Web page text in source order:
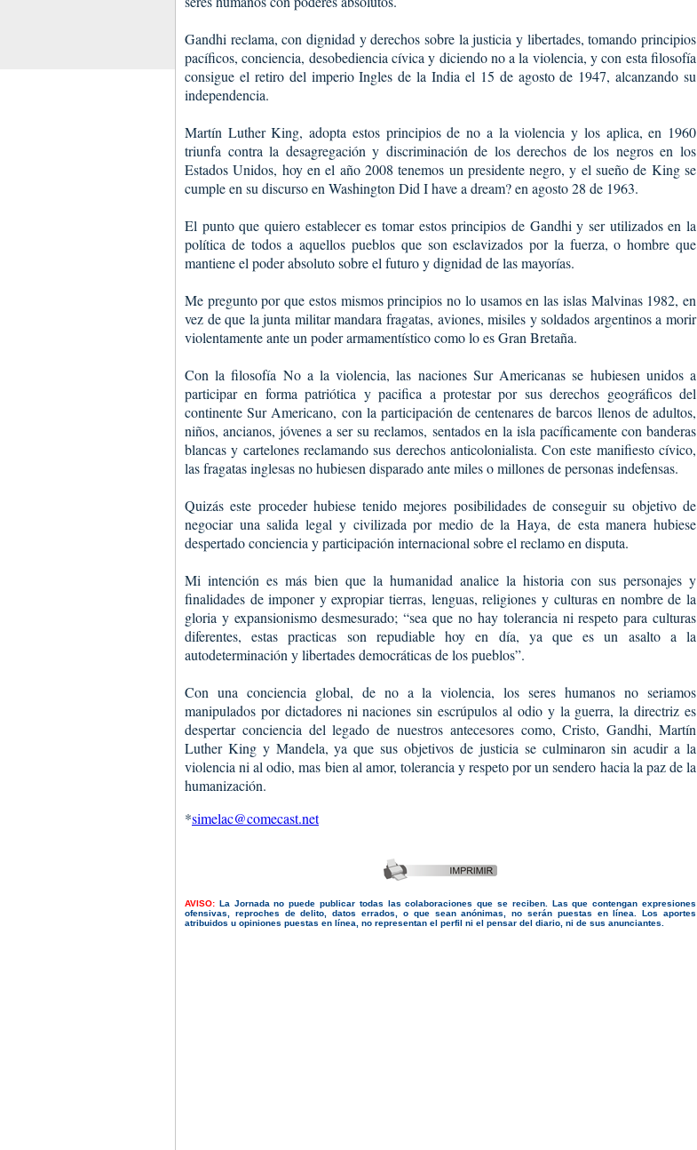
Gandhi reclama, con dignidad y derechos sobre la justicia y libertades, tomando principios
pacíficos, conciencia, desobediencia cívica y diciendo no a la violencia, y con esta filosofía
consigue el retiro del imperio Ingles de la India el 15 de agosto de 1947, alcanzando su
independencia.
Martín Luther King, adopta estos principios de no a la violencia y los aplica, en 1960
triunfa contra la desagregación y discriminación de los derechos de los negros en los
Estados Unidos, hoy en el año 2008 tenemos un presidente negro, y el sueño de King se
cumple en su discurso en Washington Did I have a dream? en agosto 28 de 1963.
El punto que quiero establecer es tomar estos principios de Gandhi y ser utilizados en la
política de todos a aquellos pueblos que son esclavizados por la fuerza, o hombre que
mantiene el poder absoluto sobre el futuro y dignidad de las mayorías.
Me pregunto por que estos mismos principios no lo usamos en las islas Malvinas 1982, en
vez de que la junta militar mandara fragatas, aviones, misiles y soldados argentinos a morir
violentamente ante un poder armamentístico como lo es Gran Bretaña.
Con la filosofía No a la violencia, las naciones Sur Americanas se hubiesen unidos a
participar en forma patriótica y pacifica a protestar por sus derechos geográficos del
continente Sur Americano, con la participación de centenares de barcos llenos de adultos,
niños, ancianos, jóvenes a ser su reclamos, sentados en la isla pacíficamente con banderas
blancas y cartelones reclamando sus derechos anticolonialista. Con este manifiesto cívico,
las fragatas inglesas no hubiesen disparado ante miles o millones de personas indefensas.
Quizás este proceder hubiese tenido mejores posibilidades de conseguir su objetivo de
negociar una salida legal y civilizada por medio de la Haya, de esta manera hubiese
despertado conciencia y participación internacional sobre el reclamo en disputa.
Mi intención es más bien que la humanidad analice la historia con sus personajes y
finalidades de imponer y expropiar tierras, lenguas, religiones y culturas en nombre de la
gloria y expansionismo desmesurado; “sea que no hay tolerancia ni respeto para culturas
diferentes, estas practicas son repudiable hoy en día, ya que es un asalto a la
autodeterminación y libertades democráticas de los pueblos”.
Con una conciencia global, de no a la violencia, los seres humanos no seriamos
manipulados por dictadores ni naciones sin escrúpulos al odio y la guerra, la directriz es
despertar conciencia del legado de nuestros antecesores como, Cristo, Gandhi, Martín
Luther King y Mandela, ya que sus objetivos de justicia se culminaron sin acudir a la
violencia ni al odio, mas bien al amor, tolerancia y respeto por un sendero hacia la paz de la
humanización.
*simelac@comecast.net
AVISO: La Jornada no puede publicar todas las colaboraciones que se reciben. Las que contengan expresiones
ofensivas, reproches de delito, datos errados, o que sean anónimas, no serán puestas en línea. Los aportes
atribuidos u opiniones puestas en línea, no representan el perfil ni el pensar del diario, ni de sus anunciantes.